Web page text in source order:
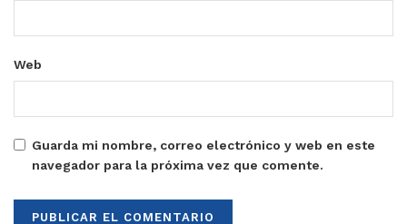
Web
Guarda mi nombre, correo electrónico y web en este
navegador para la próxima vez que comente.